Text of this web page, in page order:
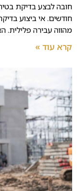
חובה לבצע בדיקת
חודשים. אי ביצוע
מהווה עבירה פלילית.
קרא עוד »